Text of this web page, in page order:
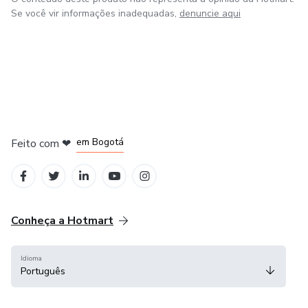
Se você vir informações inadequadas, denuncie aqui
Feito com ❤ em Bogotá
Conheça a Hotmart
Idioma
Português